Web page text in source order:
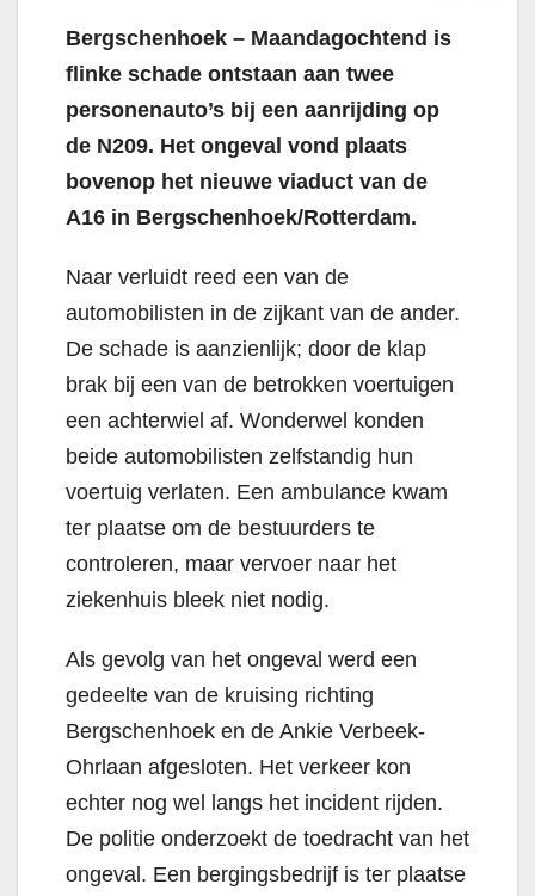
Bergschenhoek – Maandagochtend is
flinke schade ontstaan aan twee
personenauto’s bij een aanrijding op
de N209. Het ongeval vond plaats
bovenop het nieuwe viaduct van de
A16 in Bergschenhoek/Rotterdam.
Naar verluidt reed een van de
automobilisten in de zijkant van de ander.
De schade is aanzienlijk; door de klap
brak bij een van de betrokken voertuigen
een achterwiel af. Wonderwel konden
beide automobilisten zelfstandig hun
voertuig verlaten. Een ambulance kwam
ter plaatse om de bestuurders te
controleren, maar vervoer naar het
ziekenhuis bleek niet nodig.
Als gevolg van het ongeval werd een
gedeelte van de kruising richting
Bergschenhoek en de Ankie Verbeek-
Ohrlaan afgesloten. Het verkeer kon
echter nog wel langs het incident rijden.
De politie onderzoekt de toedracht van het
ongeval. Een bergingsbedrijf is ter plaatse